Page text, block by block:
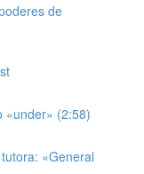
de
«under» (2:58)
«General